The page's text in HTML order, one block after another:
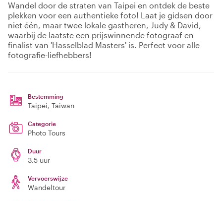
Wandel door de straten van Taipei en ontdek de beste
plekken voor een authentieke foto! Laat je gidsen door
niet één, maar twee lokale gastheren, Judy & David,
waarbij de laatste een prijswinnende fotograaf en
finalist van 'Hasselblad Masters' is. Perfect voor alle
fotografie-liefhebbers!
Bestemming
Taipei, Taiwan
Categorie
Photo Tours
Duur
3.5 uur
Vervoerswijze
Wandeltour